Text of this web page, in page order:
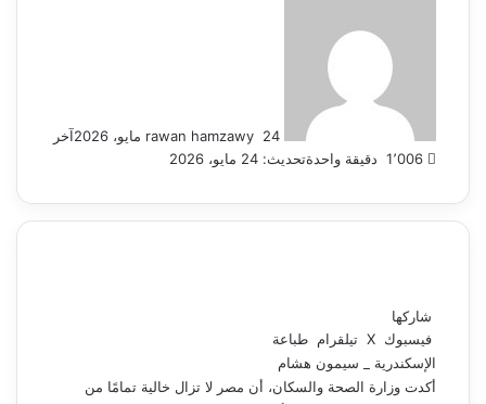
rawan hamzawy 24 مايو، 2026
آخر
تحديث: 24 مايو، 2026دقيقة واحدة
شاركها
فيسبوك ‫X تيلقرام طباعة
الإسكندرية _ سيمون هشام
أكدت وزارة الصحة والسكان، أن مصر لا تزال خالية تمامًا من